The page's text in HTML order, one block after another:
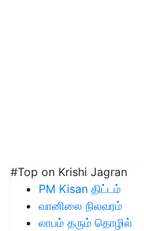
#Top on Krishi Jagran
PM Kisan திட்டம்
வானிலை நிலவரம்
லாபம் தரும் தொழில்